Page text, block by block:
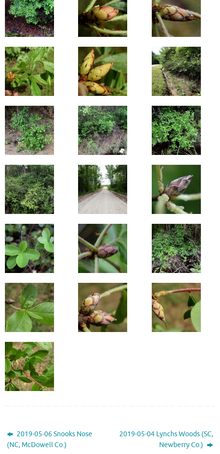
2019-05-06 Snooks Nose
(NC, McDowell Co.)
2019-05-04 Lynchs Woods (SC,
Newberry Co.)